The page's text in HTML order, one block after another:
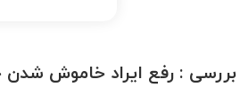
بررسی : رفع ایراد خاموش شدن